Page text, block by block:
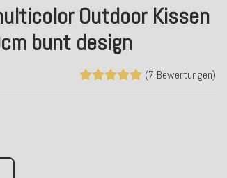
Outdoor Kissen
bunt design
(7 Bewertungen)